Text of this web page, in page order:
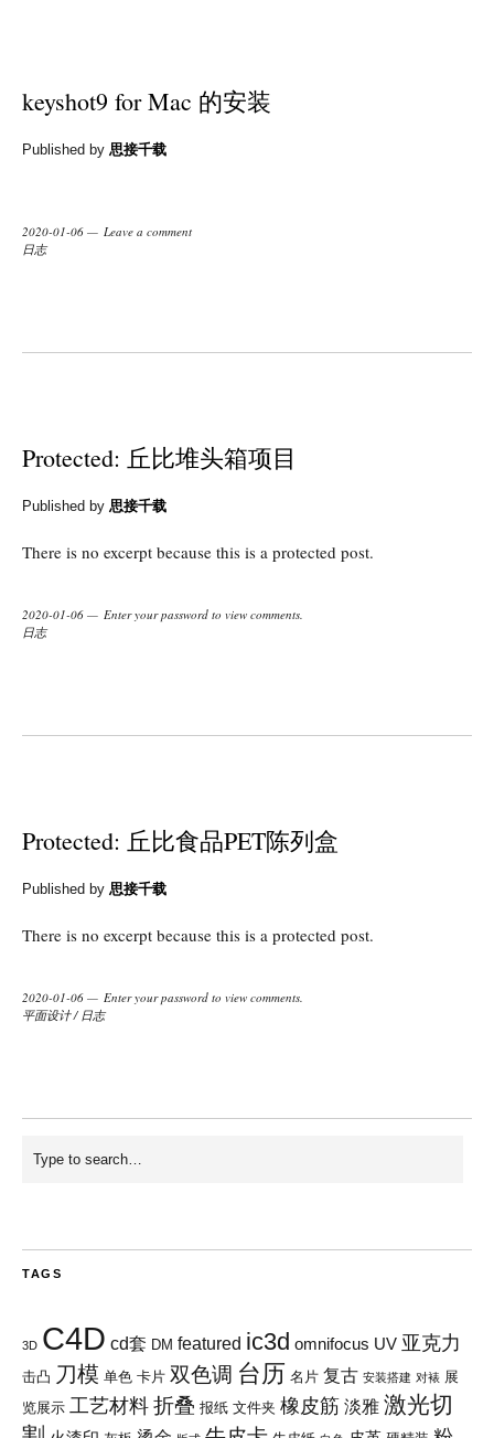
keyshot9 for Mac 的安装
Published by 思接千载
2020-01-06
Leave a comment
日志
Protected: 丘比堆头箱项目
Published by 思接千载
There is no excerpt because this is a protected post.
2020-01-06
Enter your password to view comments.
日志
Protected: 丘比食品PET陈列盒
Published by 思接千载
There is no excerpt because this is a protected post.
2020-01-06
Enter your password to view comments.
平面设计/ 日志
TAGS
3D C4D cd套 DM featured ic3d omnifocus UV 亚克力
击凸 刀模 单色 卡片 双色调 台历 名片 复古 安装搭建 对裱 展
览展示 工艺材料 折叠 报纸 文件夹 橡皮筋 淡雅 激光切